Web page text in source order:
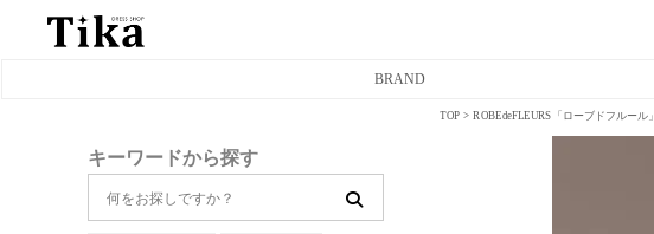
BRAND
キーワードから探す
TOP ROBEdeFLEURS「ローブドフルール」